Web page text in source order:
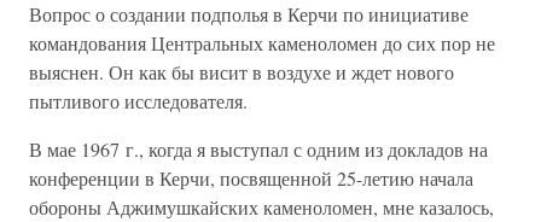
Вопрос о создании подполья в Керчи по инициативе
командования Центральных каменоломен до сих пор не
выяснен. Он как бы висит в воздухе и ждет нового
пытливого исследователя.
В мае 1967 г., когда я выступал с одним из докладов на
конференции в Керчи, посвященной 25-летию начала
обороны Аджимушкайских каменоломен, мне казалось,